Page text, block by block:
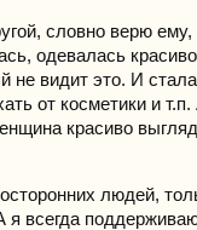
словно верю ему,
одевалась
не видит это. И
от косметики и
красиво
людей,
я всегда